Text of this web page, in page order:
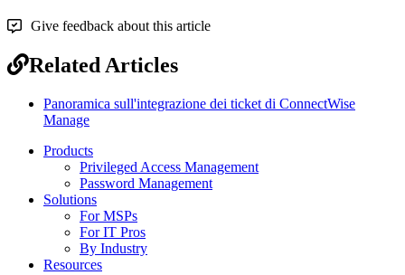
Give feedback about this article
Related Articles
Panoramica sull'integrazione dei ticket di ConnectWise
Manage
Products
Privileged Access Management
Password Management
Solutions
For MSPs
For IT Pros
By Industry
Resources